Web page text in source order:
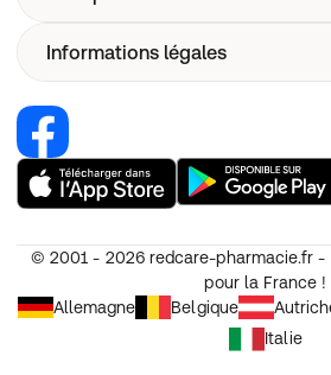
Livraison
Sécurité dispositifs médicaux
Codes Promo
Qui sommes-nous ?
Site web de l'entreprise
Recrutement
Nos marques Redcare Pharmacie
Informations légales
Renoncer au contrat
Condition générales d'utilisation
CGV
Protection des données
Paramètres de cookies
© 2001 - 2026 redcare-pharmacie.fr -
pour la France !
Allemagne
Belgique
Italie